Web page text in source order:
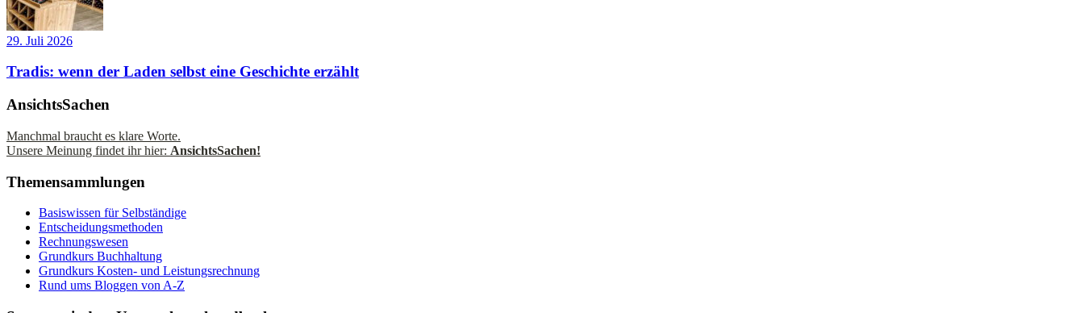
29. Juli 2026
Tradis: wenn der Laden selbst eine Geschichte erzählt
AnsichtsSachen
Manchmal braucht es klare Worte.
Unsere Meinung findet ihr hier: AnsichtsSachen!
Themensammlungen
Basiswissen für Selbständige
Entscheidungsmethoden
Rechnungswesen
Grundkurs Buchhaltung
Grundkurs Kosten- und Leistungsrechnung
Rund ums Bloggen von A-Z